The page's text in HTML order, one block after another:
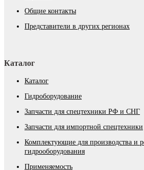
Общие контакты
Представители в других регионах
Каталог
Каталог
Гидроборудование
Запчасти для спецтехники РФ и СНГ
Запчасти для импортной спецтехники
Комплектующие для производства и
гидрооборудования
Применяемость